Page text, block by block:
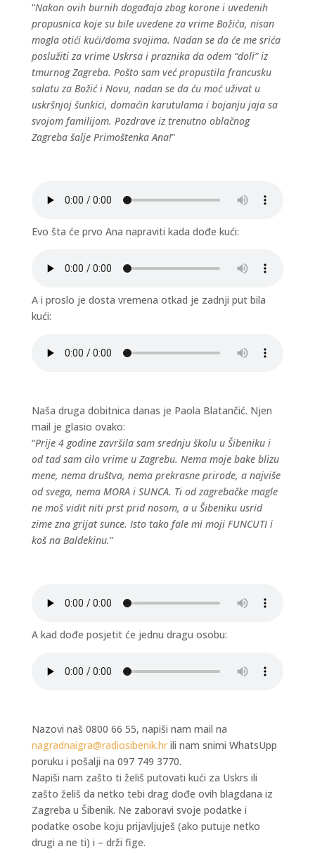
“Nakon ovih burnih događaja zbog korone i uvedenih
propusnica koje su bile uvedene za vrime Božića, nisan
mogla otići kući/doma svojima. Nadan se da će me srića
poslužiti za vrime Uskrsa i praznika da odem “doli” iz
tmurnog Zagreba. Pošto sam već propustila francusku
salatu za Božić i Novu, nadan se da ću moć uživat u
uskršnjoj šunkici, domaćin karutulama i bojanju jaja sa
svojom familijom. Pozdrave iz trenutno oblačnog
Zagreba šalje Primoštenka Ana!”
Evo šta će prvo Ana napraviti kada dođe kući:
A i proslo je dosta vremena otkad je zadnji put bila
kući:
Naša druga dobitnica danas je Paola Blatančić. Njen
mail je glasio ovako:
“Prije 4 godine završila sam srednju školu u Šibeniku i
od tad sam cilo vrime u Zagrebu. Nema moje bake blizu
mene, nema društva, nema prekrasne prirode, a najviše
od svega, nema MORA i SUNCA. Ti od zagrebačke magle
ne moš vidit niti prst prid nosom, a u Šibeniku usrid
zime zna grijat sunce. Isto tako fale mi moji FUNCUTI i
koš na Baldekinu.”
A kad dođe posjetit će jednu dragu osobu:
Nazovi naš 0800 66 55, napiši nam mail na
nagradnaigra@radiosibenik.hrili nam snimi WhatsUpp
poruku i pošalji na 097 749 3770.
Napiši nam zašto ti želiš putovati kući za Uskrs ili
zašto želiš da netko tebi drag dođe ovih blagdana iz
Zagreba u Šibenik. Ne zaboravi svoje podatke i
podatke osobe koju prijavljuješ (ako putuje netko
drugi a ne ti) i – drži fige.